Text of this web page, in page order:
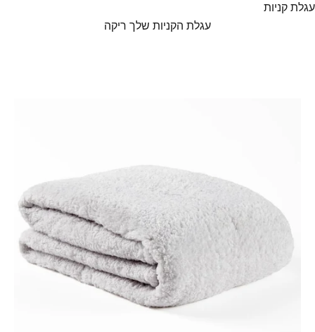
עגלת קניות
עגלת הקניות שלך ריקה